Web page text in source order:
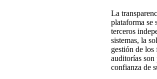
La
plataforma se
terceros
sistemas, la
gestión de los
auditorías son
confianza de